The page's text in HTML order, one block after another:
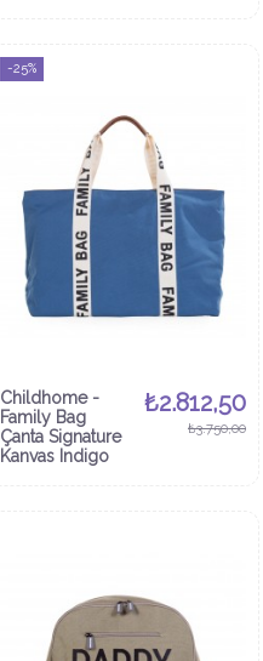
-25%
Childhome -
Family Bag
Çanta Signature
Kanvas Indigo
₺2.812,50
₺3.750,00